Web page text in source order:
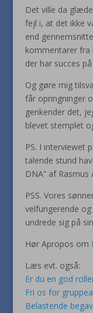
Det ville da
fejl i, at det ikke
end
kommentarer fra
der har succes
Og gøre mig
får opringninger
genkender det,
blevet stemplet
PS. I interviewet
talende stund
DNA” af Rasmus
PSS. Vores
velfungerende
undrede sig på
Hør Apropos om
Læs evt. også:
Er du en god
Fri os for
Belastende